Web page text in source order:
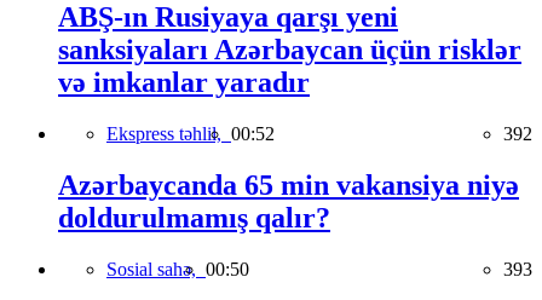
ABŞ-ın Rusiyaya qarşı yeni
sanksiyaları Azərbaycan üçün risklər
və imkanlar yaradır
Ekspress təhlil, 00:52 392
Azərbaycanda 65 min vakansiya niyə
doldurulmamış qalır?
Sosial sahə, 00:50 393